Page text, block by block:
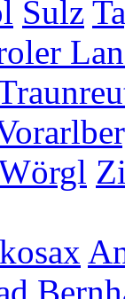
Sulz